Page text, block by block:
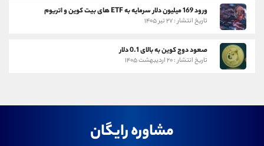
ورود 169 میلیون دلار سرمایه به ETF های بیت کوین و اتریوم
تاریخ انتشار : ۲۷ تیر ۱۴۰۵
صعود دوج کوین به بالای 0.1 دلار
تاریخ انتشار : ۲۰ اردیبهشت ۱۴۰۵
مشاوره رایگان